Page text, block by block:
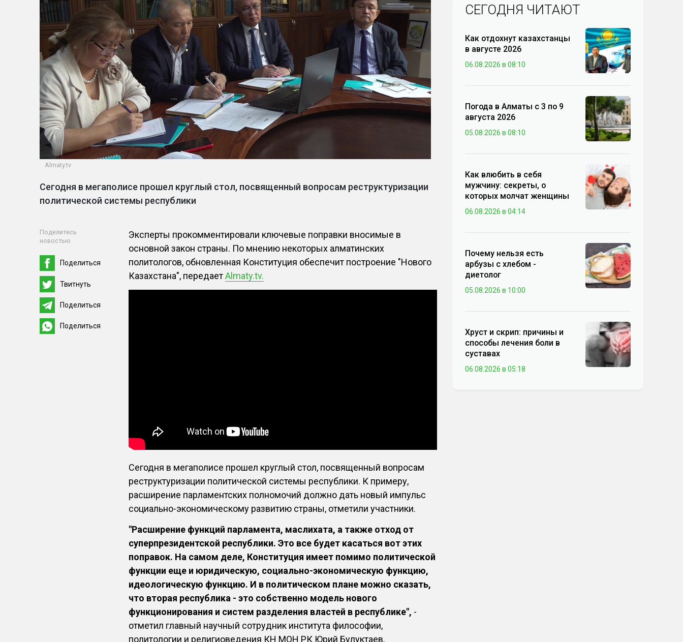
Almaty.tv
Сегодня в мегаполисе прошел круглый стол, посвященный вопросам реструктуризации
политической системы республики
Поделитесь
новостью
Поделиться
Твитнуть
Поделиться
Поделиться
Эксперты прокомментировали ключевые поправки вносимые в
основной закон страны. По мнению некоторых алматинских
политологов, обновленная Конституция обеспечит построение "Нового
Казахстана", передаетAlmaty.tv.
Сегодня в мегаполисе прошел круглый стол, посвященный вопросам
реструктуризации политической системы республики. К примеру,
раcширение парламентских полномочий должно дать новый импульс
социально-экономическому развитию страны, отметили участники.
"Расширение функций парламента, маслихата, а также отход от
суперпрезидентской республики. Это все будет касаться вот этих
поправок. На самом деле, Конституция имеет помимо политической
функции еще и юридическую, социально-экономическую функцию,
идеологическую функцию. И в политическом плане можно сказать,
что вторая республика - это собственно модель нового
функционирования и систем разделения властей в республике", -
отметил главный научный сотрудник института философии,
политологии и религиоведения КН МОН РК Юрий Булуктаев.
СЕГОДНЯ ЧИТАЮТ
Как отдохнут казахстанцы
в августе 2026
06.08.2026 в 08:10
Погода в Алматы с 3 по 9
августа 2026
05.08.2026 в 08:10
Как влюбить в себя
мужчину: секреты, о
которых молчат женщины
06.08.2026 в 04:14
Почему нельзя есть
арбузы с хлебом -
диетолог
05.08.2026 в 10:00
Хруст и скрип: причины и
способы лечения боли в
суставах
06.08.2026 в 05:18